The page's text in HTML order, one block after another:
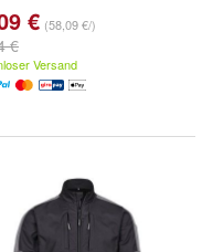
€ (58,09 €/)
€
Versand